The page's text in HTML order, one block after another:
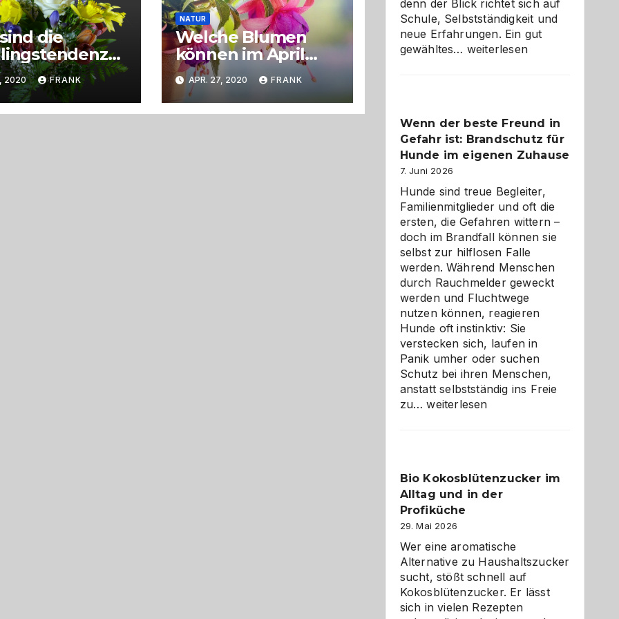
die
2020 FRANK
NATUR
Welche Blumen
können im April
gepflanzt werden?
APR. 27, 2020 FRANK
denn der Blick richtet sich auf
Schule, Selbstständigkeit und
neue Erfahrungen. Ein gut
gewähltes… Abschied
und
herzlich
gestalten
weiterlesen
Wenn der beste Freund in
Gefahr ist: Brandschutz für
Hunde im eigenen Zuhause
7. Juni 2026
Hunde sind treue Begleiter,
Familienmitglieder und oft die
ersten, die Gefahren wittern –
doch im Brandfall können sie
selbst zur hilflosen Falle
werden. Während Menschen
durch Rauchmelder geweckt
werden und Fluchtwege
nutzen können, reagieren
Hunde oft instinktiv: Sie
verstecken sich, laufen in
Panik umher oder suchen
Schutz bei ihren Menschen,
anstatt selbstständig ins Freie
zu…Wenn
Gefahr
ist:
Brandschutz
für
Hunde
eigenen
Zuhause
weiterlesen
Bio Kokosblütenzucker im
Alltag und in der
Profiküche
29. Mai 2026
Wer eine aromatische
Alternative zu Haushaltszucker
sucht, stößt schnell auf
Kokosblütenzucker. Er lässt
sich in vielen Rezepten